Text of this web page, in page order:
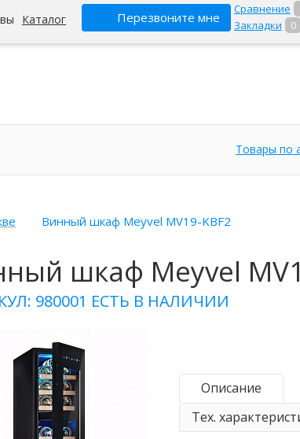
Каталог Перезвоните мне
Сравнение
Закладки
0
Товары по
Винный шкаф Meyvel MV19-KBF2
шкаф Meyvel
980001 ЕСТЬ В НАЛИЧИИ
Описание
Тех.